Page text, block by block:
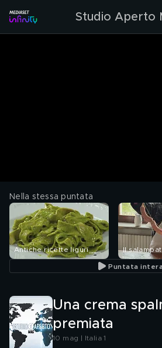
Studio Aperto
Nella stessa puntata
Antiche ricette liguri Il
Puntata
Una crema
premiata
10 mag | Italia 1